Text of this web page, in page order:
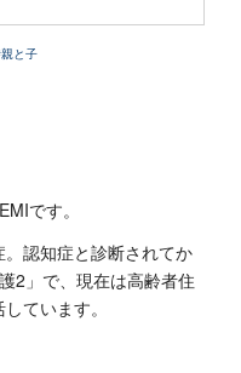
と子
です。
認知症と診断されてか
2」で、現在は高齢者住
ています。